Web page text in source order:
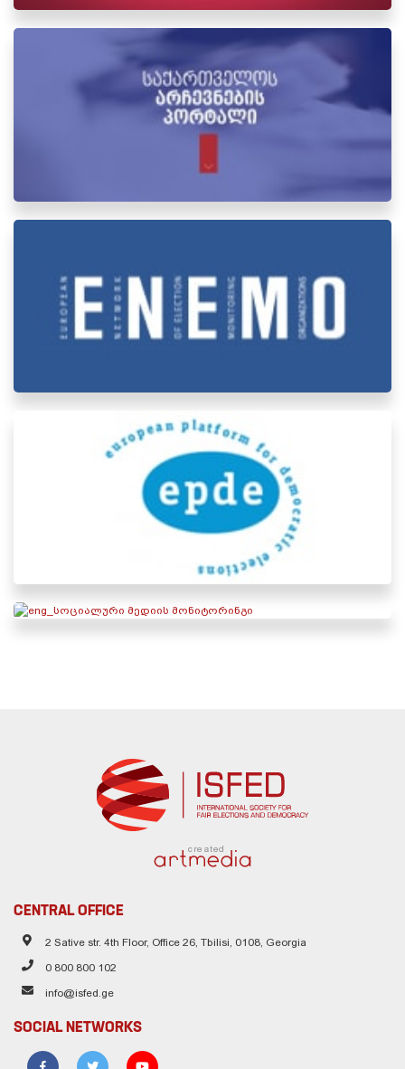
created
CENTRAL OFFICE
2 Sative str. 4th Floor, Office 26, Tbilisi, 0108, Georgia
0 800 800 102
info@isfed.ge
SOCIAL NETWORKS